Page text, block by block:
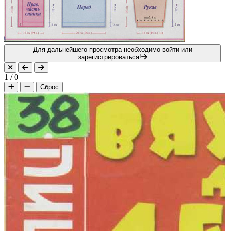
Для дальнейшего просмотра необходимо войти или
зарегистрироваться!
1 /0
Сброс